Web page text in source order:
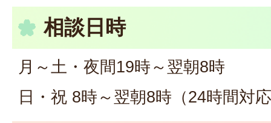
相談日時
月～土・夜間19時～翌朝8時
日・祝 8時～翌朝8時（24時間対